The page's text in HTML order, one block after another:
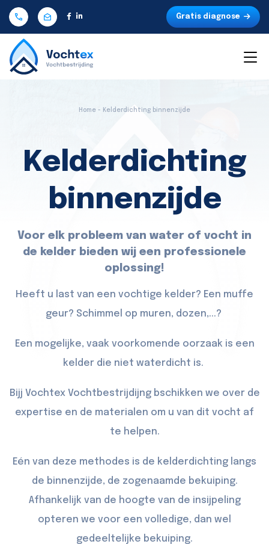
Gratis diagnose
Home - Kelderdichting binnenzijde
Kelderdichting
binnenzijde
Voor elk probleem van water of vocht in
de kelder bieden wij een professionele
oplossing!
Heeft u last van een vochtige kelder? Een muffe
geur? Schimmel op muren, dozen,...?
Een mogelijke, vaak voorkomende oorzaak is een
kelder die niet waterdicht is.
Bijj Vochtex Vochtbestrijdijng bschikken we over de
expertise en de materialen om u van dit vocht af
te helpen.
Eén van deze methodes is de kelderdichting langs
de binnenzijde, de zogenaamde bekuiping.
Afhankelijk van de hoogte van de insijpeling
opteren we voor een volledige, dan wel
gedeeltelijke bekuiping.